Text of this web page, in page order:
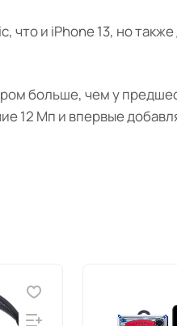
что и iPhone 13, но
больше, чем у
12 Мп и впервые